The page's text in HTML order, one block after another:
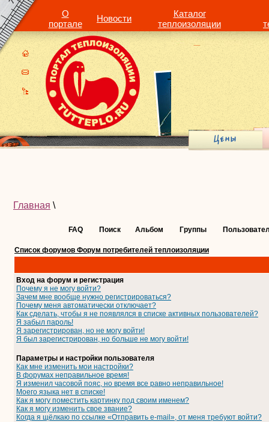
О
портале
Новости
Каталог
теплоизоляции
Главная \
FAQ Поиск Альбом Группы
Список форумов Форум потребителей теплоизоляции
Вход на форум и регистрация
Почему я не могу войти?
Зачем мне вообще нужно регистрироваться?
Почему меня автоматически отключает?
Как сделать, чтобы я не появлялся в списке активных пользователей?
Я забыл пароль!
Я зарегистрирован, но не могу войти!
Я был зарегистрирован, но больше не могу войти!
Параметры и настройки пользователя
Как мне изменить мои настройки?
В форумах неправильное время!
Я изменил часовой пояс, но время все равно неправильное!
Моего языка нет в списке!
Как я могу поместить картинку под своим именем?
Как я могу изменить свое звание?
Когда я щёлкаю по ссылке «Отправить e-mail», от меня требуют войти?